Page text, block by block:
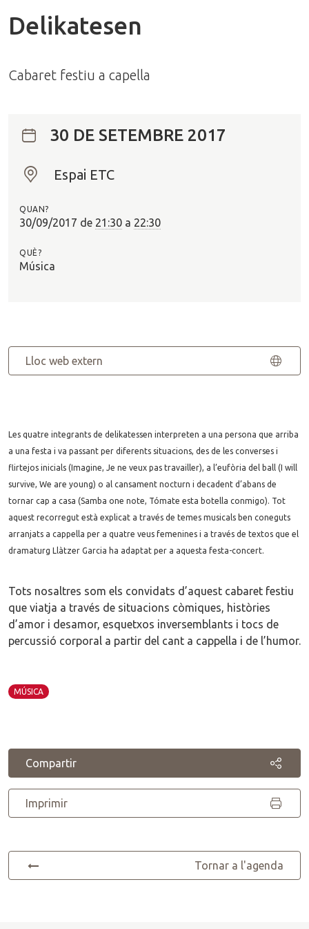
Delikatesen
Cabaret festiu a capella
30 DE SETEMBRE 2017
O
?
Espai ETC
QUAN?
30/09/2017 de 21:30 a 22:30
QUÈ?
Música
Lloc web extern
Les quatre integrants de delikatessen interpreten a una persona que arriba
a una festa i va passant per diferents situacions, des de les converses i
flirtejos inicials (Imagine, Je ne veux pas travailler), a l’eufòria del ball (I will
survive, We are young) o al cansament nocturn i decadent d’abans de
tornar cap a casa (Samba one note, Tómate esta botella conmigo). Tot
aquest recorregut està explicat a través de temes musicals ben coneguts
arranjats a cappella per a quatre veus femenines i a través de textos que el
dramaturg Llàtzer Garcia ha adaptat per a aquesta festa-concert.
Tots nosaltres som els convidats d’aquest cabaret festiu
que viatja a través de situacions còmiques, històries
d’amor i desamor, esquetxos inversemblants i tocs de
percussió corporal a partir del cant a cappella i de l’humor.
MÚSICA
Compartir
Imprimir
Tornar a l'agenda